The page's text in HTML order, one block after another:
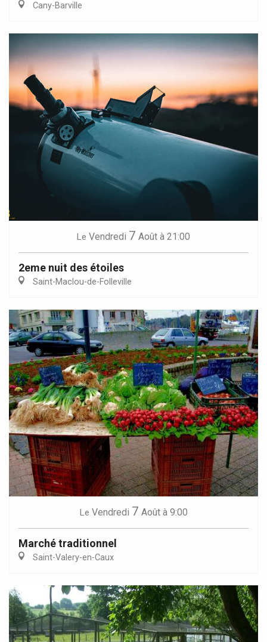
Cany-Barville
Le Vendredi 7 Août à 21:00
2eme nuit des étoiles
Saint-Maclou-de-Folleville
Le Vendredi 7 Août à 9:00
Marché traditionnel
Saint-Valery-en-Caux